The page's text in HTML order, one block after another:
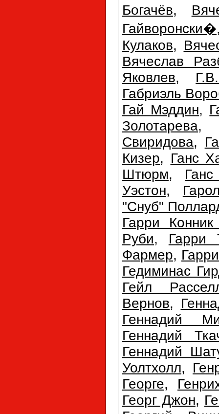
Богачёв,
Гайворонски�
Кулаков,
Вячеслав
Яковлев,
Габриэль
Гай Мэддин,
Золотарева
Свиридова,
Кизер, Ганс
Штюрм,
Уэстон,
"Снуб"
Гарри
Руби, Гарри
Фармер,
Гедиминас
Гейл
Вернов,
Геннадий
Геннадий
Геннадий
Уолтхолл,
Георге,
Георг Джон,